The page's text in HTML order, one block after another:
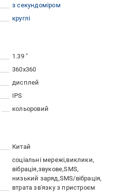
з секундоміром
круглі
1.39 "
360x360
дисплей
IPS
кольоровий
Китай
соціальні мережі виклики
вібрація звукове SMS
низький заряд SMS/вібрація
втрата зв'язку з пристроєм